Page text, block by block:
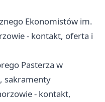
Ekonomistów im.
- kontakt, oferta i
Pasterza w
sakramenty
- kontakt,